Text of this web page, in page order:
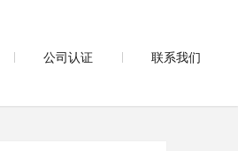
公司认证 联系我们